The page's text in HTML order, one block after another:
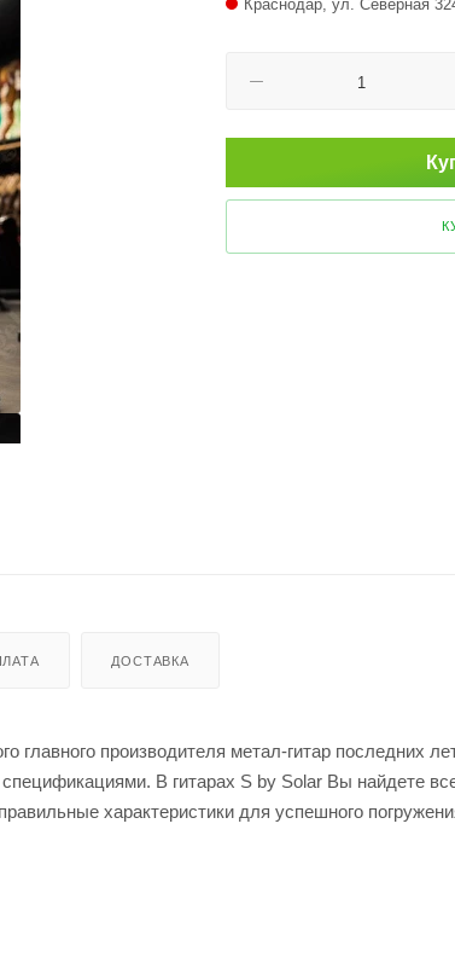
Краснодар, ул. Северная
ДОСТАВКА
главного производителя метал-гитар последних
В гитарах S by Solar Вы найдете
характеристики для успешного